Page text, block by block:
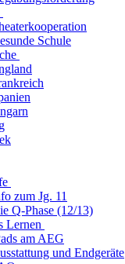
Schule
zum Jg. 11
Q-Phase (12/13)
Lernen
am AEG
und Endgeräte